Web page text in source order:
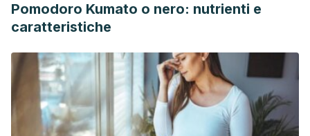
Pomodoro Kumato o nero: nutrienti e
caratteristiche